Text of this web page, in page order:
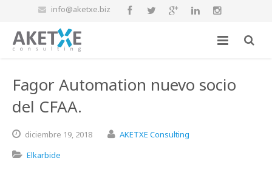
info@aketxe.biz
Fagor Automation nuevo socio
del CFAA.
diciembre 19, 2018
AKETXE Consulting
Elkarbide